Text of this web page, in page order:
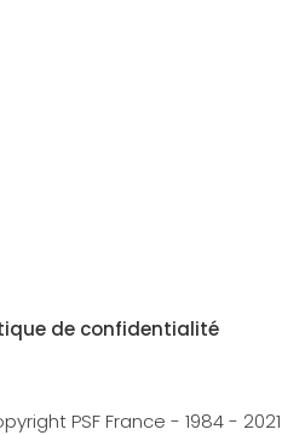
de confidentialité
PSF France - 1984 - 2021